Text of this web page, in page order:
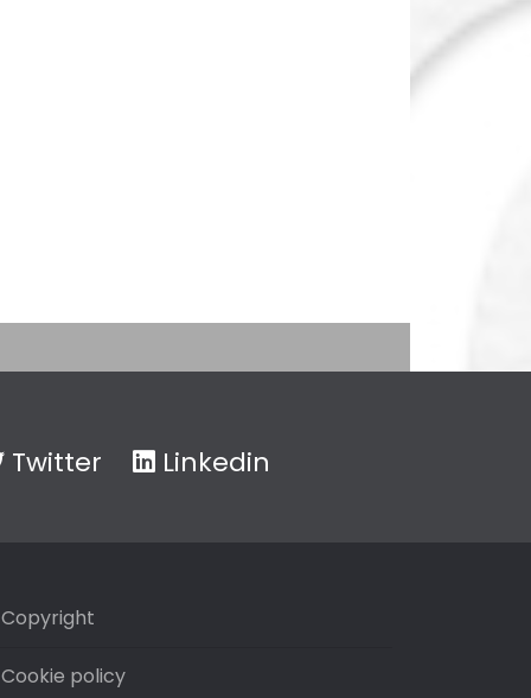
Twitter Linkedin
Copyright
Cookie policy